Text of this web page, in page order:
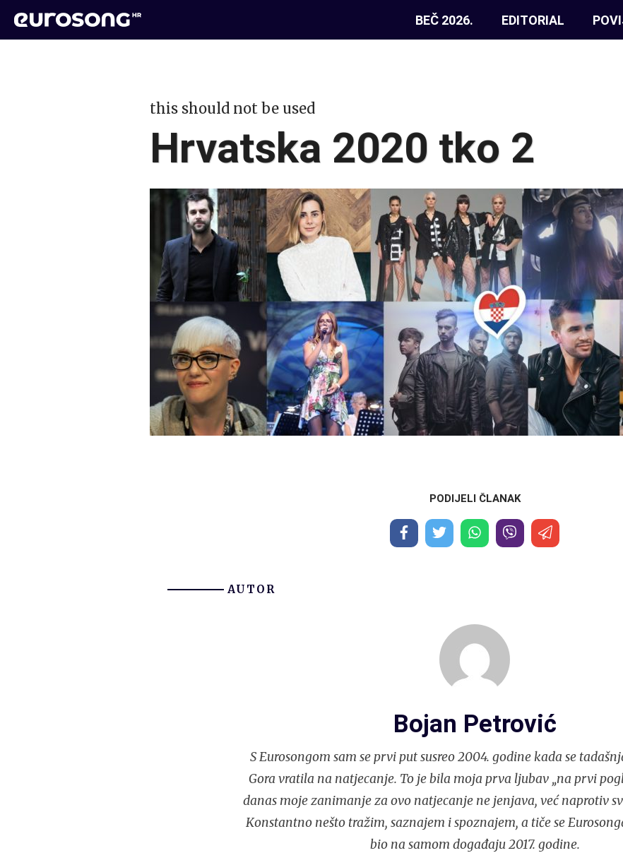
BEČ 2026. EDITORIAL
this should not be used
Hrvatska 2020 tko 2
PODIJELI ČLANAK
AUTOR
Bojan Petrović
S Eurosongom sam se prvi put susreo 2004. godine kada se
Gora vratila na natjecanje. To je bila moja prva ljubav „na prvi
danas moje zanimanje za ovo natjecanje ne jenjava, već naprotiv
Konstantno nešto tražim, saznajem i spoznajem, a tiče se
bio na samom događaju 2017. godine.